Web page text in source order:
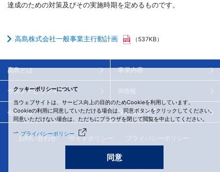
達成のための対策及びその実施時期を定めるものです。
高島株式会社一般事業主行動計画 （537KB）
クッキーポリシーについて
当ウェブサイトは、サービス向上の目的のためCookieを利用しています。
Cookieの利用に同意していただける場合は、同意ボタンをクリックしてください。
同意いただけない場合は、ただちにブラウザを閉じて閲覧を中止してください。
プライバシーポリシー
同意
高島とは 事業内容
サステナビリティ IR情報
会社情報 採用情報
お問い合わせ サイトポリシー
プライバシーポリシー